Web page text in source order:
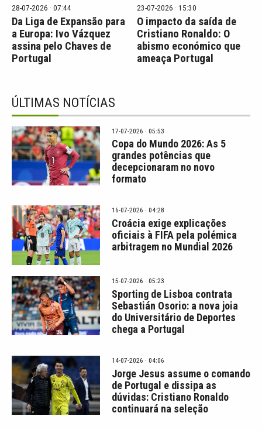
28-07-2026 · 07:44
Da Liga de Expansão para
a Europa: Ivo Vázquez
assina pelo Chaves de
Portugal
23-07-2026 · 15:30
O impacto da saída de
Cristiano Ronaldo: O
abismo económico que
ameaça Portugal
ÚLTIMAS NOTÍCIAS
17-07-2026 · 05:53
Copa do Mundo 2026: As 5
grandes potências que
decepcionaram no novo
formato
16-07-2026 · 04:28
Croácia exige explicações
oficiais à FIFA pela polémica
arbitragem no Mundial 2026
15-07-2026 · 05:23
Sporting de Lisboa contrata
Sebastián Osorio: a nova joia
do Universitário de Deportes
chega a Portugal
14-07-2026 · 04:06
Jorge Jesus assume o comando
de Portugal e dissipa as
dúvidas: Cristiano Ronaldo
continuará na seleção